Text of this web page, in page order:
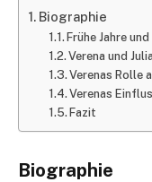
Biographie
Frühe Jahre
Verena und
Verenas Rolle
Verenas
Fazit
Biographie